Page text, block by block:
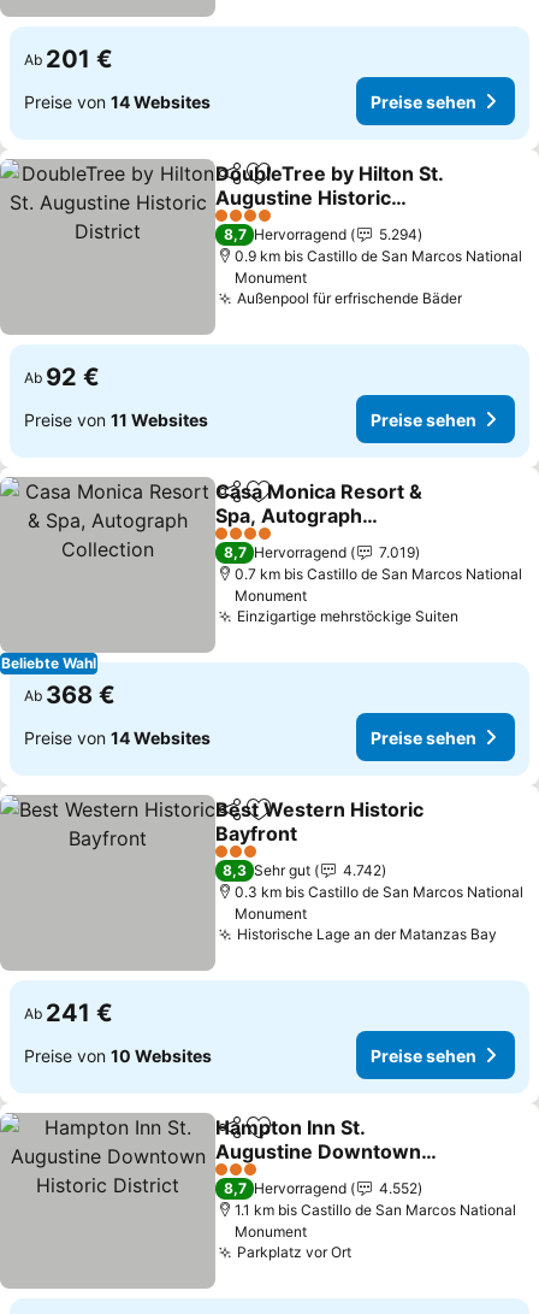
Ab 201 €
Preise von 14 Websites Preise sehen
TeilenZu Favoriten hinzufügen
DoubleTree by Hilton St.
Augustine Historic
District
4 Sterne
8,7 Hervorragend
5.294
0.9 km bis Castillo de San Marcos National
Monument
Außenpool für erfrischende Bäder
Ab 92 €
Preise von 11 Websites Preise sehen
Beliebte Wahl
TeilenZu Favoriten hinzufügen
Casa Monica Resort &
Spa, Autograph
Collection
4 Sterne
8,7 Hervorragend
7.019
0.7 km bis Castillo de San Marcos National
Monument
Einzigartige mehrstöckige Suiten
Ab 368 €
Preise von 14 Websites Preise sehen
TeilenZu Favoriten hinzufügen
Best Western Historic
Bayfront
3 Sterne
8,3 Sehr gut
4.742
0.3 km bis Castillo de San Marcos National
Monument
Historische Lage an der Matanzas Bay
Ab 241 €
Preise von 10 Websites Preise sehen
TeilenZu Favoriten hinzufügen
Hampton Inn St.
Augustine Downtown
Historic District
3 Sterne
8,7 Hervorragend
4.552
1.1 km bis Castillo de San Marcos National
Monument
Parkplatz vor Ort